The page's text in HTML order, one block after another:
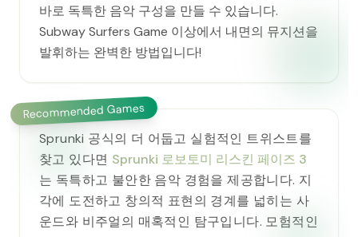
바로 독특한 음악 구성을 만들 수 있습니다.
Subway Surfers Game 이상에서 내면의 뮤지션을
발휘하는 완벽한 방법입니다!
Recommended Games
Sprunki 공식의 더 어둡고 실험적인 트위스트를
찾고 있다면 Sprunki 로보토미 리스킨 페이즈 3
는 독특하고 불안한 음악 경험을 제공합니다. 지
각에 도전하고 창의적 표현의 경계를 넓히는 사
운드와 비주얼의 매혹적인 탐구입니다. 모험적인